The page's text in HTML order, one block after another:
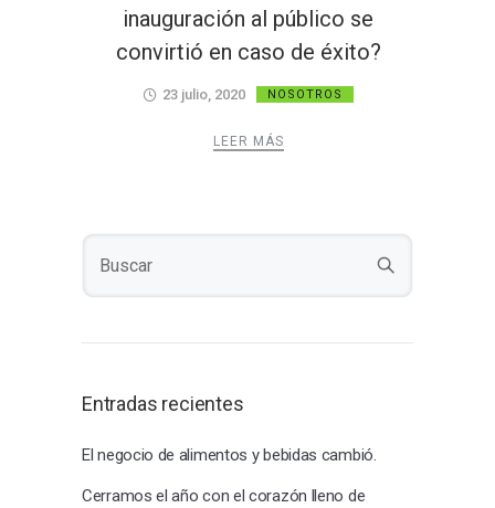
inauguración al público se
convirtió en caso de éxito?
23 julio, 2020 NOSOTROS
LEER MÁS
Entradas recientes
El negocio de alimentos y bebidas cambió.
Cerramos el año con el corazón lleno de